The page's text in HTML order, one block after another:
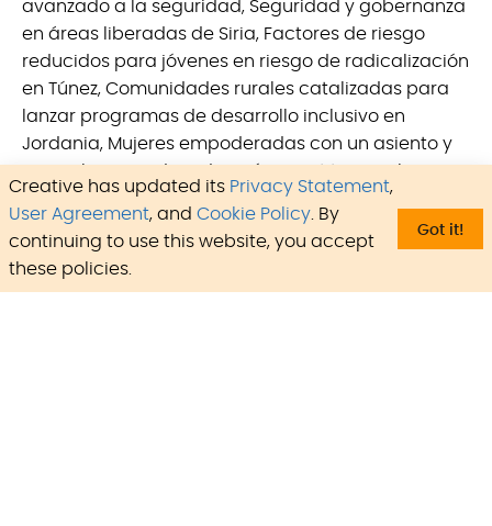
Creative has updated its Privacy Statement,
User Agreement, and Cookie Policy . By
continuing to use this website, you accept
these policies.
Got it!
avanzado a la seguridad, Seguridad y gobernanza
en áreas liberadas de Siria, Factores de riesgo
reducidos para jóvenes en riesgo de radicalización
en Túnez, Comunidades rurales catalizadas para
lanzar programas de desarrollo inclusivo en
Jordania, Mujeres empoderadas con un asiento y
Libia, y trajo a las niñas a las aulas de toda la
región.